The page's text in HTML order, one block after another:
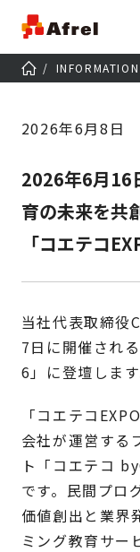
INFORMATION
2026年6月8日
2026年6月16
育の未来を共
「コエテコ
当社代表取締役
7日に開催され
6」に登壇します
「コエテコ
会社が運営する
ト「コエテコ
です。民間プロ
価値創出と業界
ミング教育サー